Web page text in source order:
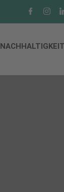
NACHHALTIGKEIT